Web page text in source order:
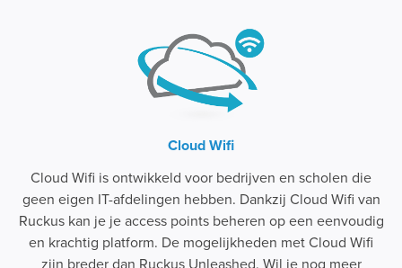
Cloud Wifi
Cloud Wifi is ontwikkeld voor bedrijven en scholen die
geen eigen IT-afdelingen hebben. Dankzij Cloud Wifi van
Ruckus kan je je access points beheren op een eenvoudig
en krachtig platform. De mogelijkheden met Cloud Wifi